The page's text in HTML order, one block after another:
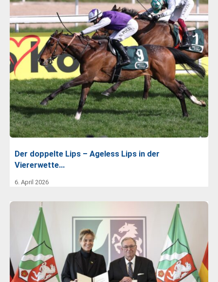
Der doppelte Lips – Ageless Lips in der
Viererwette…
6. April 2026